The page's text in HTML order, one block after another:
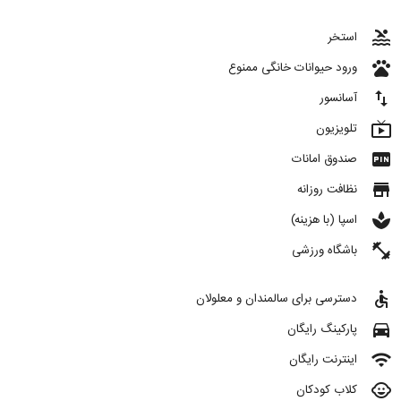
pool استخر
pets ورود حیوانات خانگی ممنوع
import_export آسانسور
live_tv تلویزیون
fiber_pin صندوق امانات
store نظافت روزانه
spa اسپا (با هزینه)
fitness_center باشگاه ورزشی
accessible دسترسی برای سالمندان و معلولان
directions_car پارکینگ رایگان
wifi اینترنت رایگان
child_care کلاب کودکان